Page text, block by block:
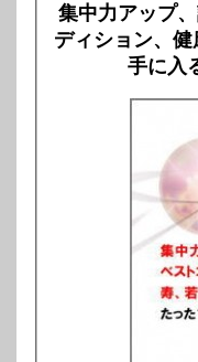
集中力アップ
ディション、
手に入